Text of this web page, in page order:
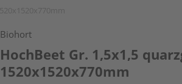
Biohort
HochBeet Gr. 1,5x1,5
1520x1520x770mm